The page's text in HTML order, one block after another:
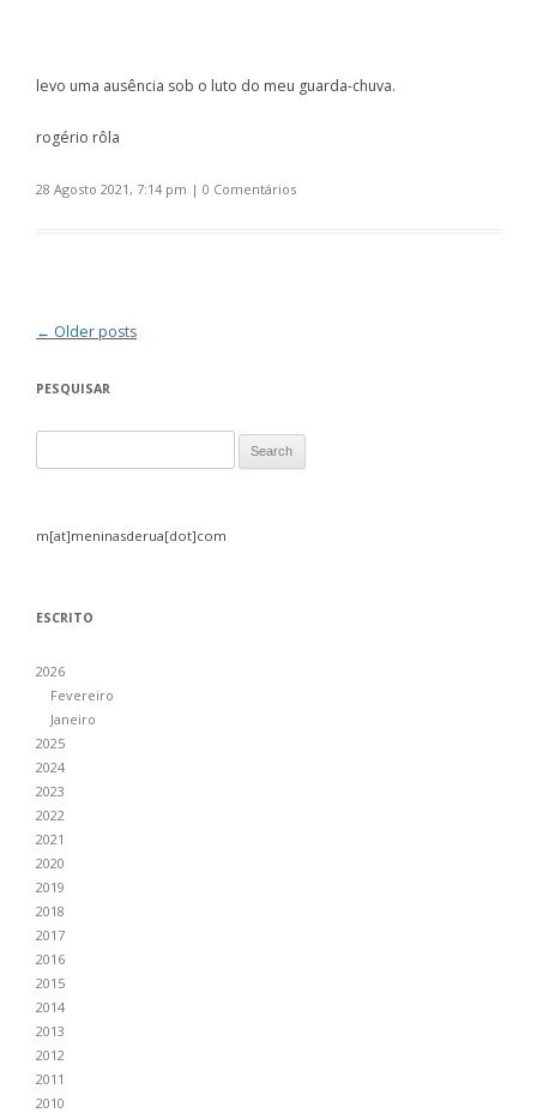
levo uma ausência sob o luto do meu guarda-chuva.
rogério rôla
28 Agosto 2021, 7:14 pm | 0 Comentários
Post navigation
← Older posts
PESQUISAR
m[at]meninasderua[dot]com
ESCRITO
2026
Fevereiro
Janeiro
2025
2024
2023
2022
2021
2020
2019
2018
2017
2016
2015
2014
2013
2012
2011
2010